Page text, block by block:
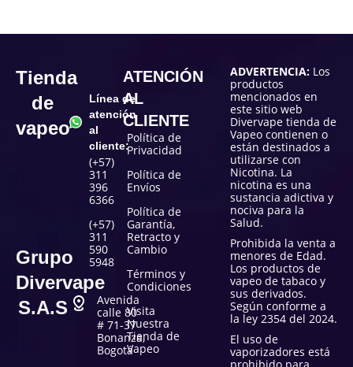
Tienda
de
vapeo
Grupo
Divervape
S.A.S
Línea de
atención
al
cliente:
(+57)
311
396
6366
(+57)
311
590
5948
Avenida
calle 80
# 71-37
Bonanza,
Bogotá
ATENCIÓN
AL
CLIENTE
Política de
Privacidad
Política de
Envíos
Política de
Garantía,
Retracto y
Cambio
Términos y
Condiciones
Visita
Nuestra
Tienda de
Vapeo
ADVERTENCIA: Los
productos
mencionados en
este sitio web
Divervape tienda de
Vapeo contienen o
están destinados a
utilizarse con
Nicotina. La
nicotina es una
sustancia adictiva y
nociva para la
Salud.
Prohibida la venta a
menores de Edad.
Los productos de
vapeo de tabaco y
sus derivados.
Según conforme a
la ley 2354 del 2024.
El uso de
vaporizadores está
prohibido para